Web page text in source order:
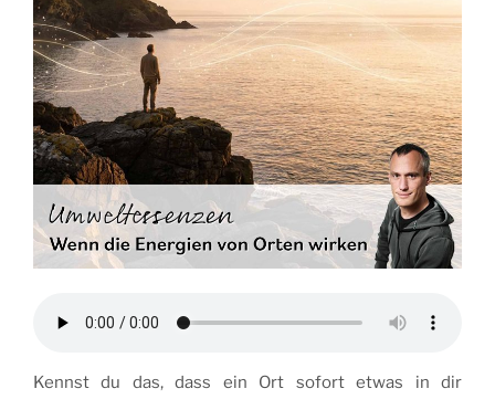
Kennst du das, dass ein Ort sofort etwas in dir